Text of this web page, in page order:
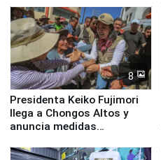
8
Presidenta Keiko Fujimori
llega a Chongos Altos y
anuncia medidas
educación, salud y empleo